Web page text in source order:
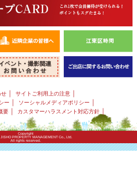
せ ｜ サイトご利用上の注意 ｜
ー ｜ ソーシャルメディアポリシー ｜
要｜ カスタマーハラスメント対応方針｜
Copyright
PROPERTY MANAGEMENT Co., Ltd.
All rights reserved.